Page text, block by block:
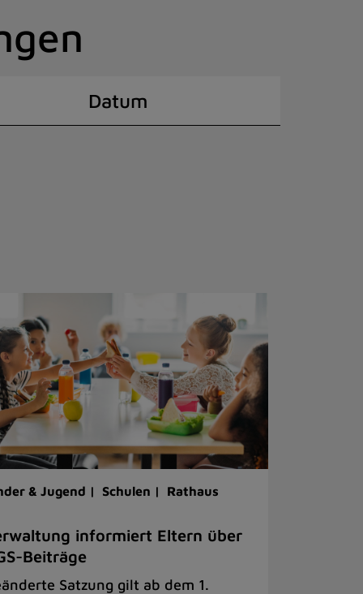
Datum
& Jugend | Schulen | Rathaus
informiert Eltern über
Beiträge
Satzung gilt ab dem 1.